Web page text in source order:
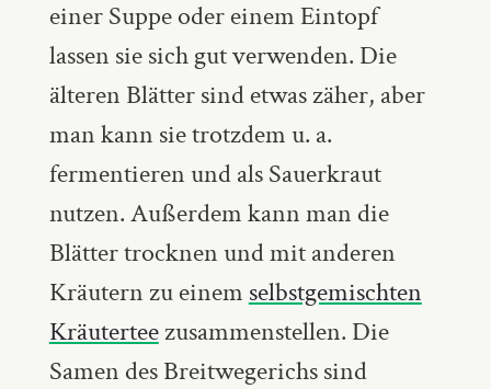
einer Suppe oder einem Eintopf
lassen sie sich gut verwenden. Die
älteren Blätter sind etwas zäher, aber
man kann sie trotzdem u. a.
fermentieren und als Sauerkraut
nutzen. Außerdem kann man die
Blätter trocknen und mit anderen
Kräutern zu einem selbstgemischten
Kräuterteezusammenstellen. Die
Samen des Breitwegerichs sind